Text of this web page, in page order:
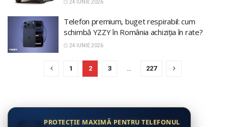
24 IUNIE 2026
Telefon premium, buget respirabil: cum
schimbă YZZY în România achiziția în rate?
24 IUNIE 2026
1 2 3 227
PROTECȚIE MAXIMĂ PENTRU TELEFONUL